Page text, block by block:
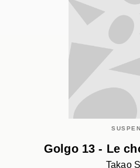
Golgo 13 - Le
Takao